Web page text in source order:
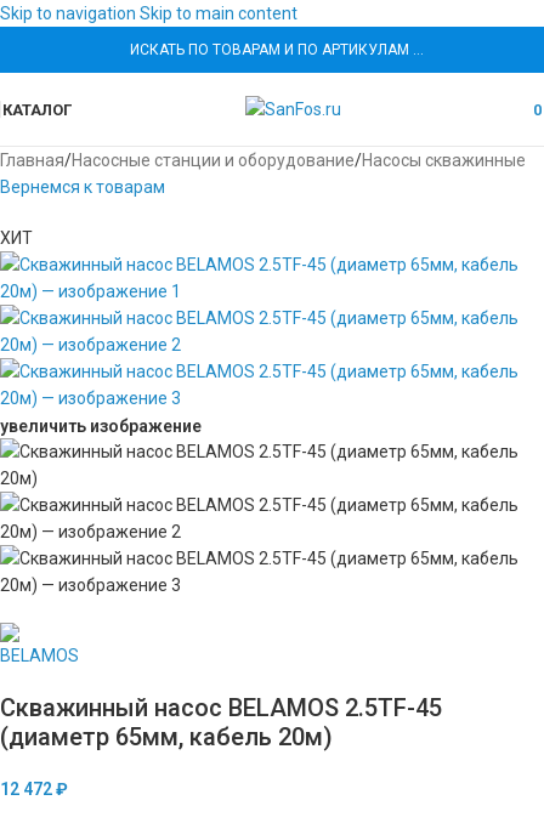
Skip to navigation Skip to main content
ИСКАТЬ ПО ТОВАРАМ И ПО АРТИКУЛАМ …
КАТАЛОГ 0
Главная/Насосные станции и оборудование/Насосы скважинные
Вернемся к товарам
ХИТ
увеличить изображение
Скважинный насос BELAMOS 2.5TF-45
(диаметр 65мм, кабель 20м)
12 472₽